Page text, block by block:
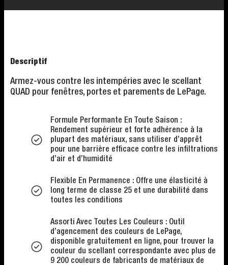
Descriptif
Armez-vous contre les intempéries avec le scellant
QUAD pour fenêtres, portes et parements de LePage.
Formule Performante En Toute Saison :
Rendement supérieur et forte adhérence à la
plupart des matériaux, sans utiliser d’apprêt
pour une barrière efficace contre les infiltrations
d’air et d’humidité
Flexible En Permanence : Offre une élasticité à
long terme de classe 25 et une durabilité dans
toutes les conditions
Assorti Avec Toutes Les Couleurs : Outil
d’agencement des couleurs de LePage,
disponible gratuitement en ligne, pour trouver la
couleur du scellant correspondante avec plus de
9 200 couleurs de fabricants de matériaux de